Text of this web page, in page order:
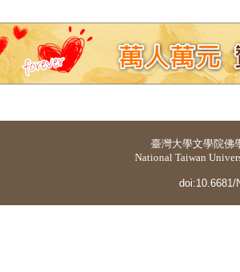
臺灣大學文學院佛
National Taiwan
doi:10.6681/